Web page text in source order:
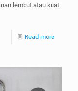
lembut atau kuat
Read more